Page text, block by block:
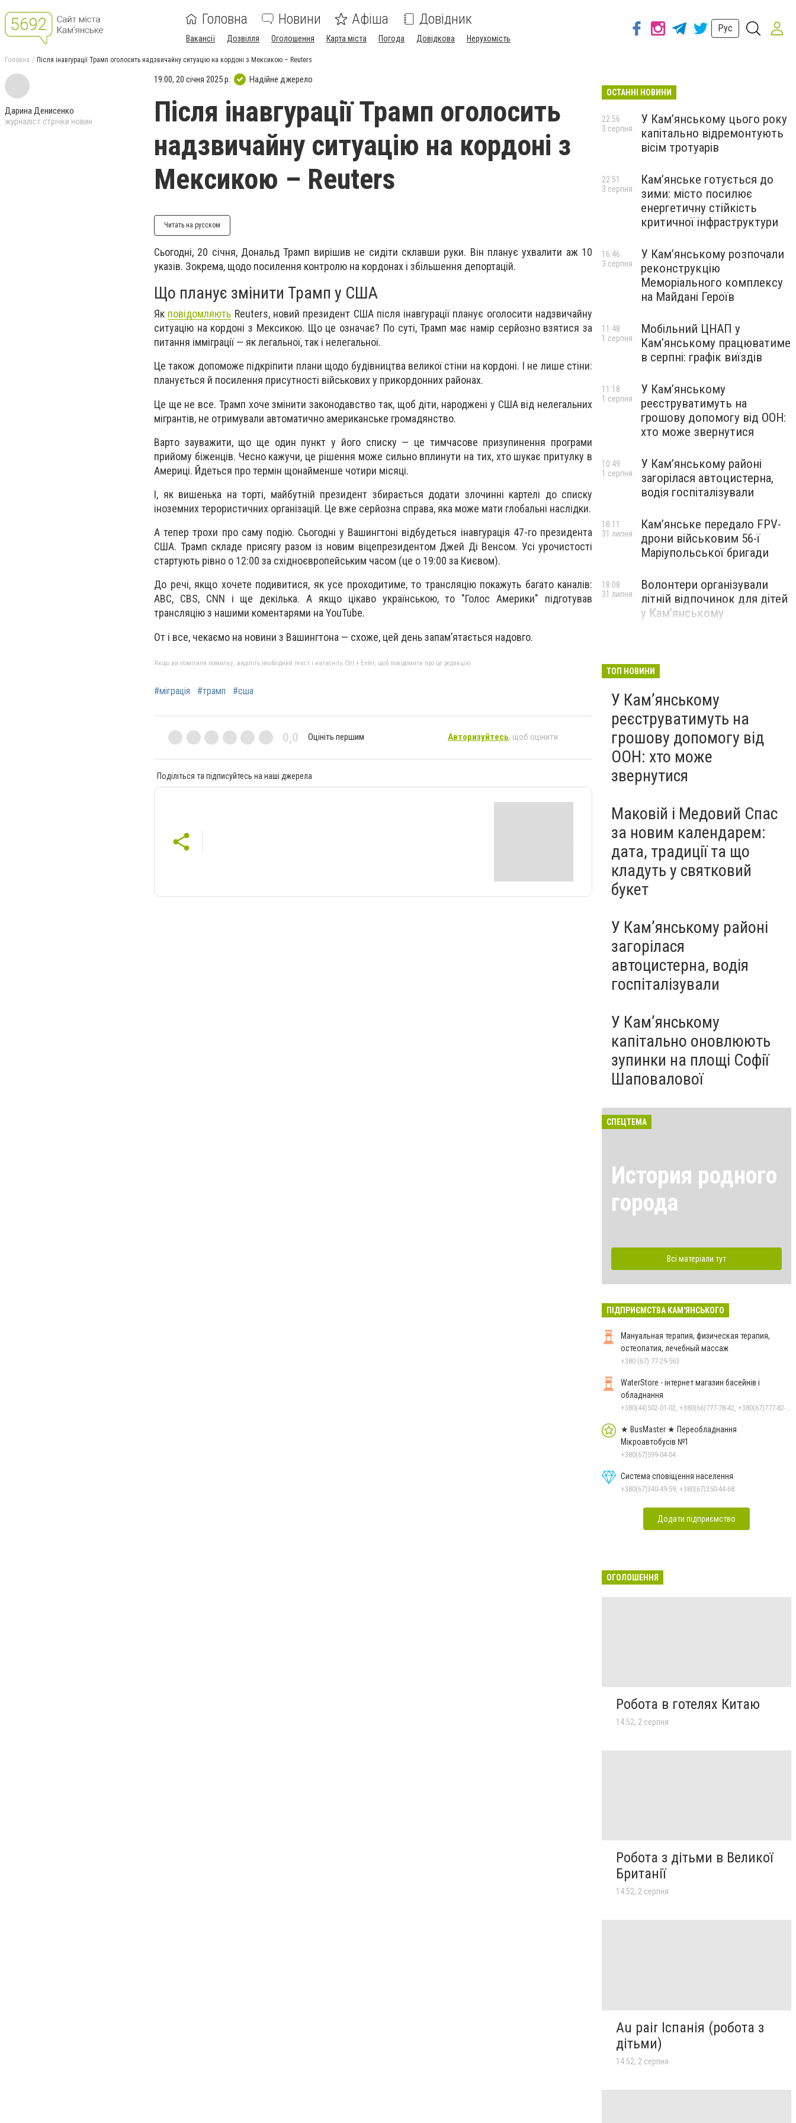
Головна Новини Афіша Довідник
Вакансії Дозвілля Оголошення Карта міста Погода Довідкова Нерухомість
Рус
Головна Після інавгурації Трамп оголосить надзвичайну ситуацію на кордоні з Мексикою – Reuters
Дарина Денисенко
журналіст стрічки новин
19:00, 20 січня 2025 р. Надійне джерело
Після інавгурації Трамп оголосить
надзвичайну ситуацію на кордоні з
Мексикою – Reuters
Читать на русском
Сьогодні, 20 січня, Дональд Трамп вирішив не сидіти склавши руки. Він планує ухвалити аж 10
указів. Зокрема, щодо посилення контролю на кордонах і збільшення депортацій.
Що планує змінити Трамп у США
Як повідомляють Reuters, новий президент США після інавгурації планує оголосити надзвичайну
ситуацію на кордоні з Мексикою. Що це означає? По суті, Трамп має намір серйозно взятися за
питання імміграції — як легальної, так і нелегальної.
Це також допоможе підкріпити плани щодо будівництва великої стіни на кордоні. І не лише стіни:
планується й посилення присутності військових у прикордонних районах.
Це ще не все. Трамп хоче змінити законодавство так, щоб діти, народжені у США від нелегальних
мігрантів, не отримували автоматично американське громадянство.
Варто зауважити, що ще один пункт у його списку — це тимчасове призупинення програми
прийому біженців. Чесно кажучи, це рішення може сильно вплинути на тих, хто шукає притулку в
Америці. Йдеться про термін щонайменше чотири місяці.
І, як вишенька на торті, майбутній президент збирається додати злочинні картелі до списку
іноземних терористичних організацій. Це вже серйозна справа, яка може мати глобальні наслідки.
А тепер трохи про саму подію. Сьогодні у Вашингтоні відбудеться інавгурація 47-го президента
США. Трамп складе присягу разом із новим віцепрезидентом Джей Ді Венсом. Усі урочистості
стартують рівно о 12:00 за східноєвропейським часом (це о 19:00 за Києвом).
До речі, якщо хочете подивитися, як усе проходитиме, то трансляцію покажуть багато каналів:
ABC, CBS, CNN і ще декілька. А якщо цікаво українською, то "Голос Америки" підготував
трансляцію з нашими коментарями на YouTube.
От і все, чекаємо на новини з Вашингтона — схоже, цей день запам’ятається надовго.
Якщо ви помітили помилку, виділіть необхідний текст і натисніть Ctrl + Enter, щоб повідомити про це редакцію
#міграція #трамп #сша
0,0 Оцініть першим Авторизуйтесь, щоб оцінити
Поділіться та підписуйтесь на наші джерела
ОСТАННІ НОВИНИ
У Кам’янському цього року
капітально відремонтують
вісім тротуарів
22:56
3 серпня
Кам’янське готується до
зими: місто посилює
енергетичну стійкість
критичної інфраструктури
22:51
3 серпня
У Кам’янському розпочали
реконструкцію
Меморіального комплексу
на Майдані Героїв
16:46
3 серпня
Мобільний ЦНАП у
Кам’янському працюватиме
в серпні: графік виїздів
11:48
1 серпня
У Кам’янському
реєструватимуть на
грошову допомогу від ООН:
хто може звернутися
11:18
1 серпня
У Кам’янському районі
загорілася автоцистерна,
водія госпіталізували
10:49
1 серпня
Кам’янське передало FPV-
дрони військовим 56-ї
Маріупольської бригади
18:11
31 липня
Волонтери організували
літній відпочинок для дітей
у Кам’янському
18:08
31 липня
ТОП НОВИНИ
У Кам’янському
реєструватимуть на
грошову допомогу від
ООН: хто може
звернутися
Маковій і Медовий Спас
за новим календарем:
дата, традиції та що
кладуть у святковий
букет
У Кам’янському районі
загорілася
автоцистерна, водія
госпіталізували
У Кам’янському
капітально оновлюють
зупинки на площі Софії
Шаповалової
СПЕЦТЕМА
История родного
города
Всі матеріали тут
ПІДПРИЄМСТВА КАМ'ЯНСЬКОГО
Мануальная терапия, физическая терапия,
остеопатия, лечебный массаж
+380 (67) 77-29-563
WaterStore - інтернет магазин басейнів і
обладнання
★ BusMaster ★ Переобладнання
Мікроавтобусів №1
+380(67)599-04-04
Система сповіщення населення
+380(67)340-49-59, +380(67)350-44-68
Додати підприємство
ОГОЛОШЕННЯ
Робота в готелях Китаю
14:52, 2 серпня
Робота з дітьми в Великої
Британії
14:52, 2 серпня
Au pair Іспанія (робота з
дітьми)
14:52, 2 серпня